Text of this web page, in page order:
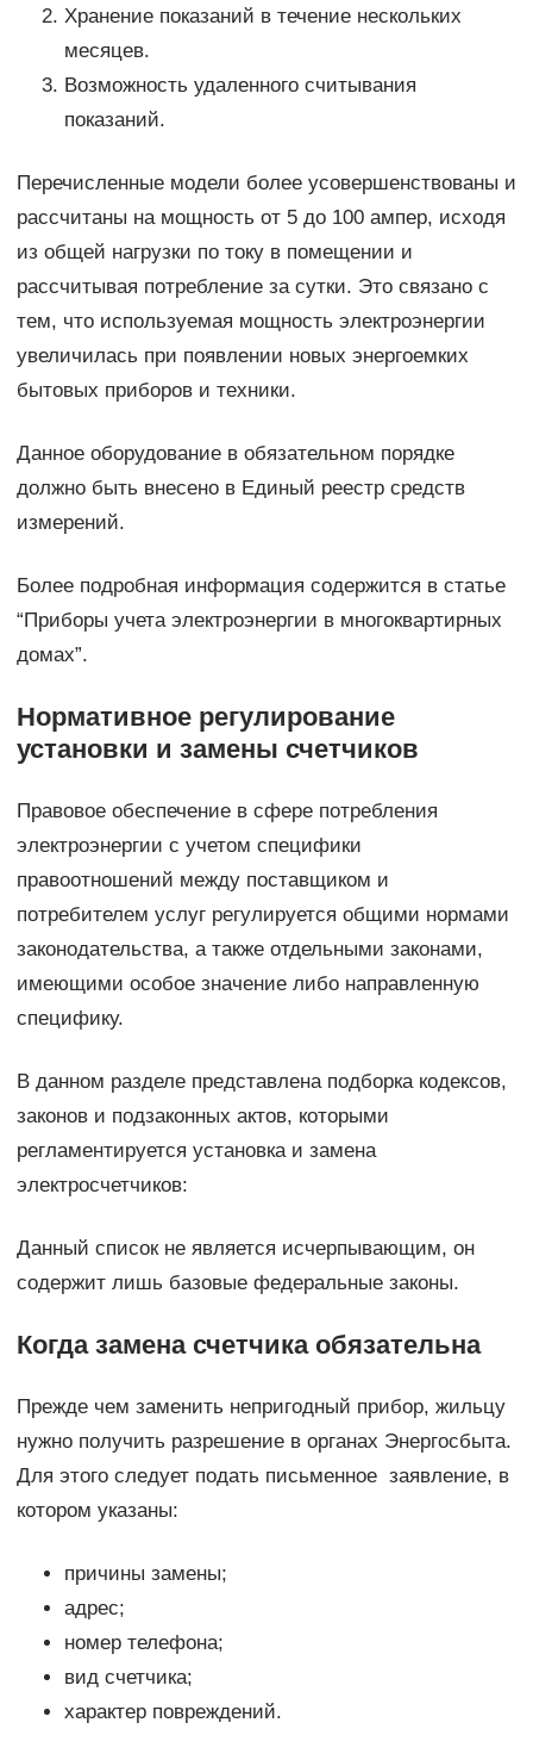
Хранение показаний в течение нескольких
месяцев.
Возможность удаленного считывания
показаний.
Перечисленные модели более усовершенствованы и
рассчитаны на мощность от 5 до 100 ампер, исходя
из общей нагрузки по току в помещении и
рассчитывая потребление за сутки. Это связано с
тем, что используемая мощность электроэнергии
увеличилась при появлении новых энергоемких
бытовых приборов и техники.
Данное оборудование в обязательном порядке
должно быть внесено в Единый реестр средств
измерений.
Более подробная информация содержится в статье
“Приборы учета электроэнергии в многоквартирных
домах”.
Нормативное регулирование
установки и замены счетчиков
Правовое обеспечение в сфере потребления
электроэнергии с учетом специфики
правоотношений между поставщиком и
потребителем услуг регулируется общими нормами
законодательства, а также отдельными законами,
имеющими особое значение либо направленную
специфику.
В данном разделе представлена подборка кодексов,
законов и подзаконных актов, которыми
регламентируется установка и замена
электросчетчиков:
Данный список не является исчерпывающим, он
содержит лишь базовые федеральные законы.
Когда замена счетчика обязательна
Прежде чем заменить непригодный прибор, жильцу
нужно получить разрешение в органах Энергосбыта.
Для этого следует подать письменное заявление, в
котором указаны:
причины замены;
адрес;
номер телефона;
вид счетчика;
характер повреждений.